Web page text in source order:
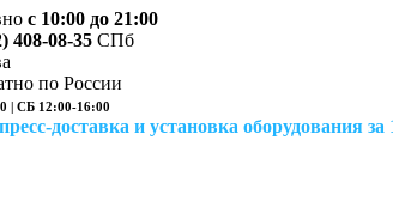
с 10:00 до 21:00
408-08-35 СПб
по России
| СБ 12:00-16:00
доставка и установка оборудования